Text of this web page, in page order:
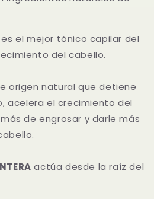
es el mejor tónico capilar del
del cabello.
origen natural que detiene
acelera el crecimiento del
de engrosar y darle más
actúa desde la raíz del